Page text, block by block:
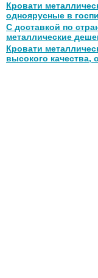
Кровати
одноярусные в
С доставкой по
металлические
Кровати
высокого качества,